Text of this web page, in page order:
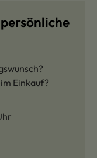
Einkauf?